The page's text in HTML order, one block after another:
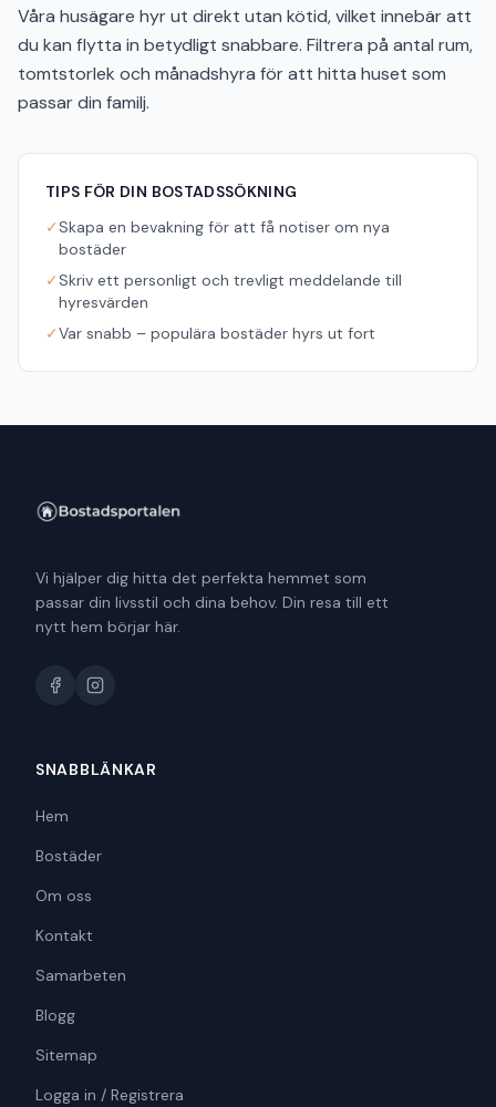
Våra husägare hyr ut direkt utan kötid, vilket innebär att
du kan flytta in betydligt snabbare. Filtrera på antal rum,
tomtstorlek och månadshyra för att hitta huset som
passar din familj.
TIPS FÖR DIN BOSTADSSÖKNING
✓Skapa en bevakning för att få notiser om nya
bostäder
✓Skriv ett personligt och trevligt meddelande till
hyresvärden
✓Var snabb – populära bostäder hyrs ut fort
Vi hjälper dig hitta det perfekta hemmet som
passar din livsstil och dina behov. Din resa till ett
nytt hem börjar här.
SNABBLÄNKAR
Hem
Bostäder
Om oss
Kontakt
Samarbeten
Blogg
Sitemap
Logga in / Registrera